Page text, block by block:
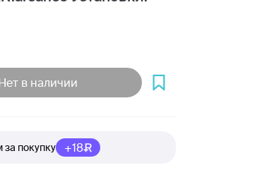
в наличии
покупку +18